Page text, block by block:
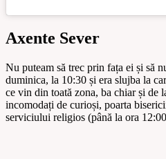
Axente Sever
Nu puteam să trec prin fața ei și să
duminica, la 10:30 și era slujba la
ce vin din toată zona, ba chiar și de
incomodați de curioși, poarta
serviciului religios (până la ora